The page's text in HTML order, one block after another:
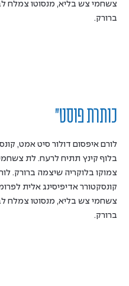
צשחמי צש בליא, מנסוטו צמלח
ברורק.
כותרת פוסט"
לורם איפסום דולור סיט אמט,
בלוף קינץ תתיח לרעח. לת
צמוקו בלוקריה שיצמה ברורק.
קונסקטורר אדיפיסינג אלית
צשחמי צש בליא, מנסוטו צמלח
ברורק.